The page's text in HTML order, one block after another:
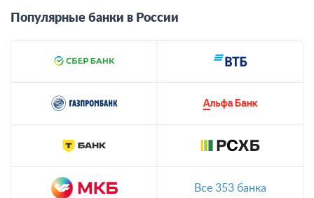
Популярные банки в России
Все 353 банка